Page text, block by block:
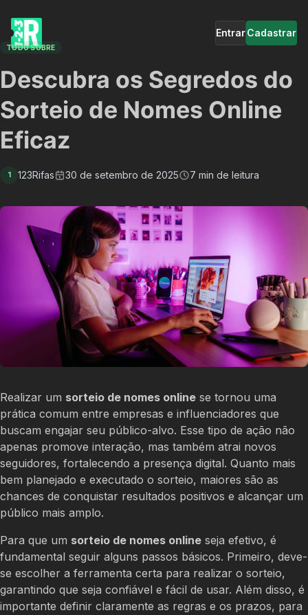
EntrarCadastrar
TUDO SOBRE
Descubra os Segredos do
Sorteio de Nomes Online
Eficaz
1 123Rifas 30 de setembro de 2025 7 min de leitura
Realizar um sorteio de nomes online se tornou uma
prática comum entre empresas e influenciadores que
buscam engajar seu público-alvo. Esse tipo de ação não
apenas promove interação, mas também atrai novos
seguidores, fortalecendo a presença digital. Quanto mais
bem planejado e executado o sorteio, maiores são as
chances de conquistar resultados positivos e alcançar um
público mais amplo.
Para que um sorteio de nomes online seja efetivo, é
fundamental seguir alguns passos básicos. Primeiro, deve-
se escolher a ferramenta certa para realizar o sorteio,
garantindo que seja confiável e fácil de usar. Além disso, é
importante definir claramente as regras e os prazos, para